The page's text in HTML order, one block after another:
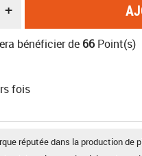
+
bénéficier de 66 Point(s)
fois
réputée dans la production de